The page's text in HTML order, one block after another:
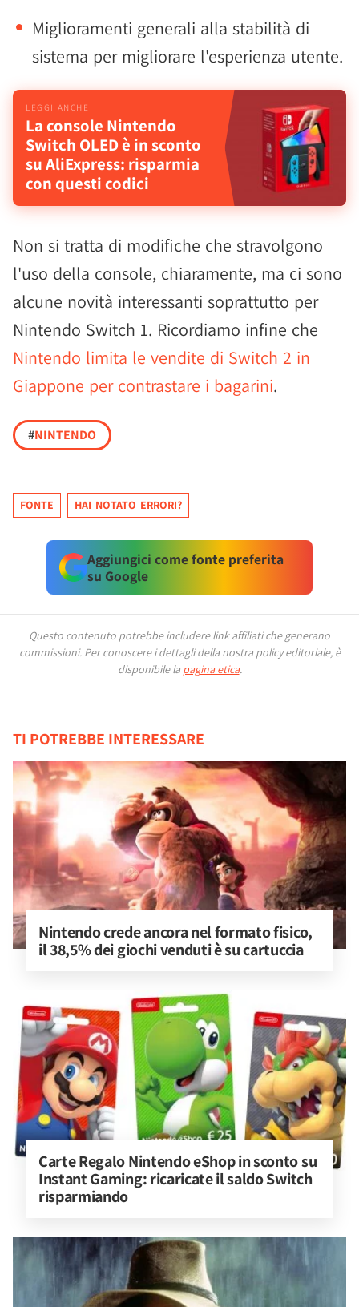
Miglioramenti generali alla stabilità di
sistema per migliorare l'esperienza utente.
La console Nintendo
Switch OLED è in sconto
su AliExpress: risparmia
con questi codici
Non si tratta di modifiche che stravolgono
l'uso della console, chiaramente, ma ci sono
alcune novità interessanti soprattutto per
Nintendo Switch 1. Ricordiamo infine che
Nintendo limita le vendite di Switch 2 in
Giappone per contrastare i bagarini.
#NINTENDO
FONTE HAI NOTATO ERRORI?
Aggiungici come fonte preferita
su Google
Questo contenuto potrebbe includere link affiliati che generano
commissioni. Per conoscere i dettagli della nostra policy editoriale, è
disponibile la pagina etica.
TI POTREBBE INTERESSARE
Nintendo crede ancora nel formato fisico,
il 38,5% dei giochi venduti è su cartuccia
Carte Regalo Nintendo eShop in sconto su
Instant Gaming: ricaricate il saldo Switch
risparmiando